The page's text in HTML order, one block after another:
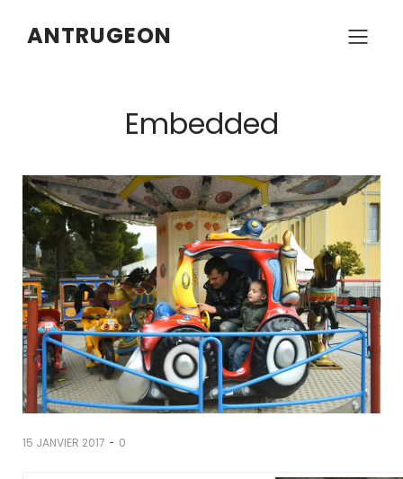
ANTRUGEON
Embedded
15 JANVIER 2017 - 0